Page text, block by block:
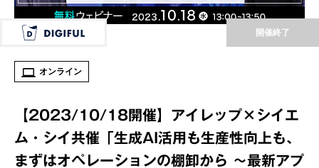
開催終了
オンライン
【2023/10/18開催】アイレップ×シイエ
ム・シイ共催「生成AI活用も生産性向上も、
まずはオペレーションの棚卸から ～最新アプ